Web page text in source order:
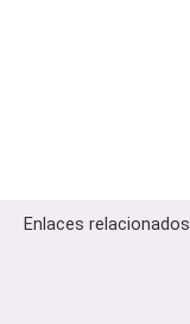
Enlaces relacionados